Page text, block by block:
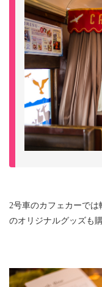
2号車のカフェカーでは
のオリジナルグッズも